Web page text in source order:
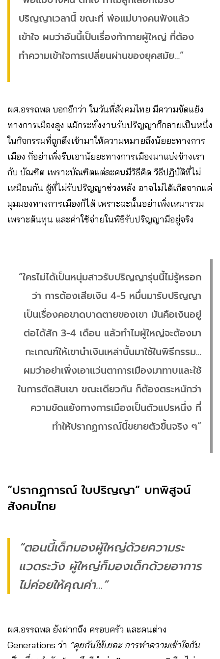
ปริญญาเวลานี้ ขณะที่ พ่อแม่บางคนฟังแล้ว
เข้าใจ ผมว่าอันนี้เป็นเรื่องท้าทายผู้ใหญ่ ที่ต้อง
ทำความเข้าใจการเปลี่ยนผ่านของยุคสมัย…”
ผศ.อรรถพล บอกอีกว่า ในวันที่สังคมไทย มีความขัดแย้ง
ทางการเมืองสูง แม้กระทั่งงานรับปริญญาก็กลายเป็นหนึ่ง
ในกิจกรรมที่ถูกดึงเข้ามาให้ความหมายถึงนัยยะทางการ
เมือง ก็อย่าเพิ่งรีบเอานัยยะทางการเมืองมาแบ่งข้างเรา
กับ บัณฑิต เพราะบัณฑิตแต่ละคนมีวิธีคิด วิธีปฏิบัติที่ไม่
เหมือนกัน ผู้ที่ไม่รับปริญญาช่วงหลัง อาจไม่ได้เกิดจากแค่
มุมมองทางการเมืองก็ได้ เพราะฉะนั้นอย่าเพิ่งเหมารวม
เพราะต้นทุน และค่าใช้จ่ายในพิธีรับปริญญามีอยู่จริง
“ใครไม่ได้เป็นหนุ่มสาวรับปริญญารุ่นนี้ไม่รู้หรอก
ว่า การต้องเสียเงิน 4-5 หมื่นมารับปริญญา
เป็นเรื่องคอขาดบาดตายของเขา มันคือเงินอยู่
ต่อได้สัก 3-4 เดือน แล้วทำไมผู้ใหญ่จะต้องมา
กะเกณฑ์ให้เขานำเงินเหล่านั้นมาใช้ในพิธีกรรม…
ผมว่าอย่าเพิ่งเอาแว่นตาการเมืองมาทาบและใช้
ในการตัดสินเขา ขณะเดียวกัน ก็ต้องตระหนักว่า
ความขัดแย้งทางการเมืองเป็นตัวแปรหนึ่ง ที่
ทำให้ปรากฏการณ์นี้ขยายตัวขึ้นจริง ๆ”
“ปรากฏการณ์ ใบปริญญา” บทพิสูจน์
สังคมไทย
“ตอนนี้เด็กมองผู้ใหญ่ด้วยความระ
แวดระวัง ผู้ใหญ่ก็มองเด็กด้วยอาการ
ไม่ค่อยให้คุณค่า…”
ผศ.อรรถพล ยังฝากถึง ครอบครัว และคนต่าง
Generations ว่า “คุยกันให้เยอะ การทำความเข้าใจกัน